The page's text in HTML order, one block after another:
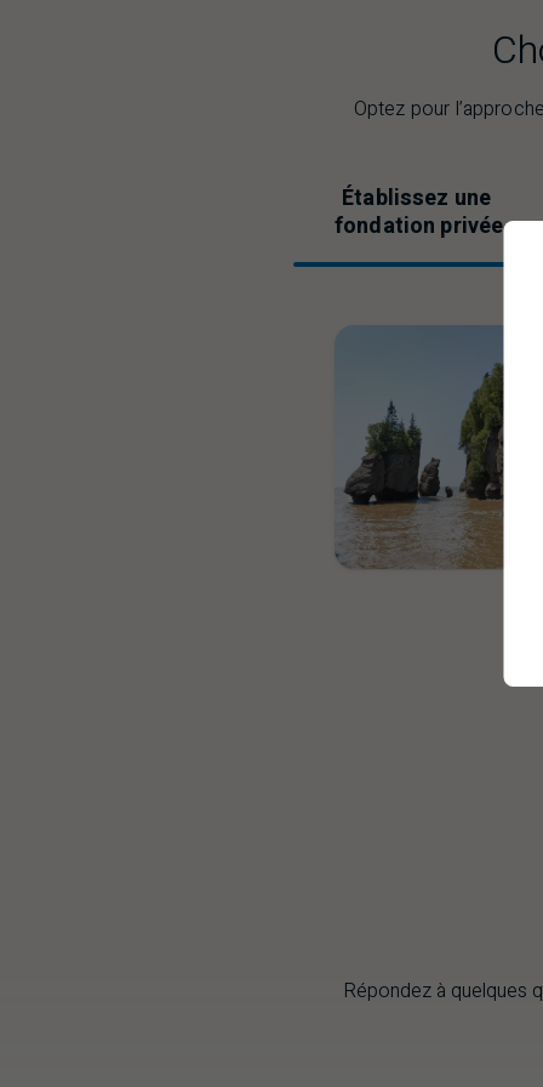
Optez pour
Établissez une
fondation privée
Répondez à quelques